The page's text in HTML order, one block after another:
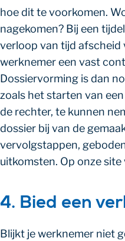
hoe dit te voorkomen.
nagekomen? Bij een
verloop van tijd afscheid
werknemer een vast
Dossiervorming is dan
zoals het starten van
de rechter, te kunnen
dossier bij van de
vervolgstappen,
uitkomsten. Op onze site
4. Bied een
Blijkt je werknemer niet